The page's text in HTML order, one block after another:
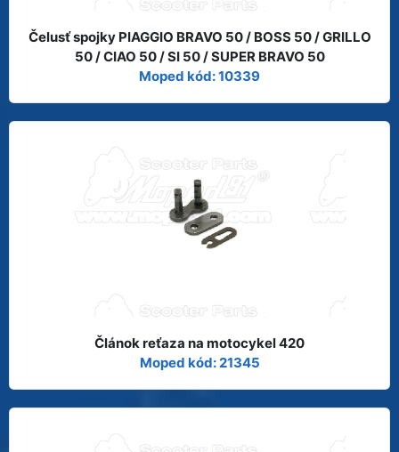
Čelusť spojky PIAGGIO BRAVO 50 / BOSS 50 / GRILLO
50 / CIAO 50 / SI 50 / SUPER BRAVO 50
Moped kód: 10339
Článok reťaza na motocykel 420
Moped kód: 21345